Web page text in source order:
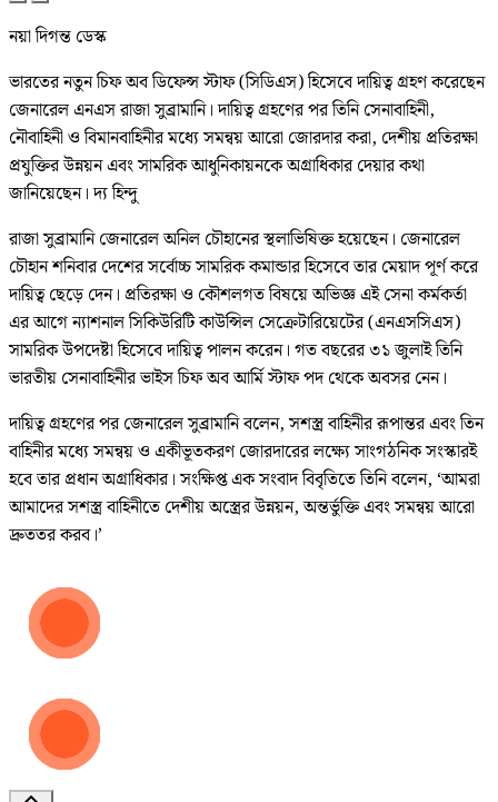
নয়া দিগন্ত ডেস্ক
ভারতের নতুন চিফ অব ডিফেন্স স্টাফ (সিডিএস) হিসেবে দায়িত্ব গ্রহণ করেছেন
জেনারেল এনএস রাজা সুব্রামানি। দায়িত্ব গ্রহণের পর তিনি সেনাবাহিনী,
নৌবাহিনী ও বিমানবাহিনীর মধ্যে সমন্বয় আরো জোরদার করা, দেশীয় প্রতিরক্ষা
প্রযুক্তির উন্নয়ন এবং সামরিক আধুনিকায়নকে অগ্রাধিকার দেয়ার কথা
জানিয়েছেন। দ্য হিন্দু
রাজা সুব্রামানি জেনারেল অনিল চৌহানের স্থলাভিষিক্ত হয়েছেন। জেনারেল
চৌহান শনিবার দেশের সর্বোচ্চ সামরিক কমান্ডার হিসেবে তার মেয়াদ পূর্ণ করে
দায়িত্ব ছেড়ে দেন। প্রতিরক্ষা ও কৌশলগত বিষয়ে অভিজ্ঞ এই সেনা কর্মকর্তা
এর আগে ন্যাশনাল সিকিউরিটি কাউন্সিল সেক্রেটারিয়েটের (এনএসসিএস)
সামরিক উপদেষ্টা হিসেবে দায়িত্ব পালন করেন। গত বছরের ৩১ জুলাই তিনি
ভারতীয় সেনাবাহিনীর ভাইস চিফ অব আর্মি স্টাফ পদ থেকে অবসর নেন।
দায়িত্ব গ্রহণের পর জেনারেল সুব্রামানি বলেন, সশস্ত্র বাহিনীর রূপান্তর এবং তিন
বাহিনীর মধ্যে সমন্বয় ও একীভূতকরণ জোরদারের লক্ষ্যে সাংগঠনিক সংস্কারই
হবে তার প্রধান অগ্রাধিকার। সংক্ষিপ্ত এক সংবাদ বিবৃতিতে তিনি বলেন, ‘আমরা
আমাদের সশস্ত্র বাহিনীতে দেশীয় অস্ত্রের উন্নয়ন, অন্তর্ভুক্তি এবং সমন্বয় আরো
দ্রুততর করব।’